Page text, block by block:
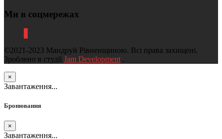
Ми в соцмережах
©2021-2023 Мандруй Рівненщиною. Всі права захищені.
Зроблено в студії Jam Development .
×
Завантаження...
Бронювання
×
Завантаження...